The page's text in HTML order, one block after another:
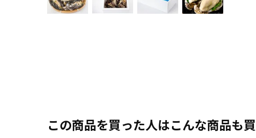
この商品を買った人はこんな商品も